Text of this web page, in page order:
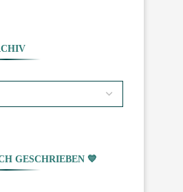
GESCHRIEBEN 💙